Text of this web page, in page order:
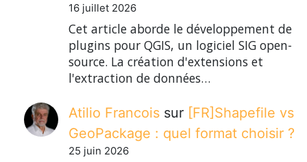
16 juillet 2026
Cet article aborde le développement de
plugins pour QGIS, un logiciel SIG open-
source. La création d'extensions et
l'extraction de données…
Atilio Francois sur [FR]Shapefile vs
GeoPackage : quel format choisir ?
25 juin 2026